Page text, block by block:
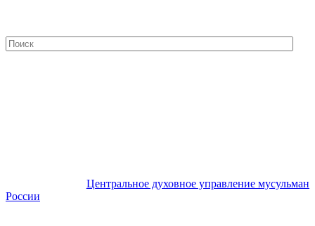
Центральное духовное управление мусульман
России